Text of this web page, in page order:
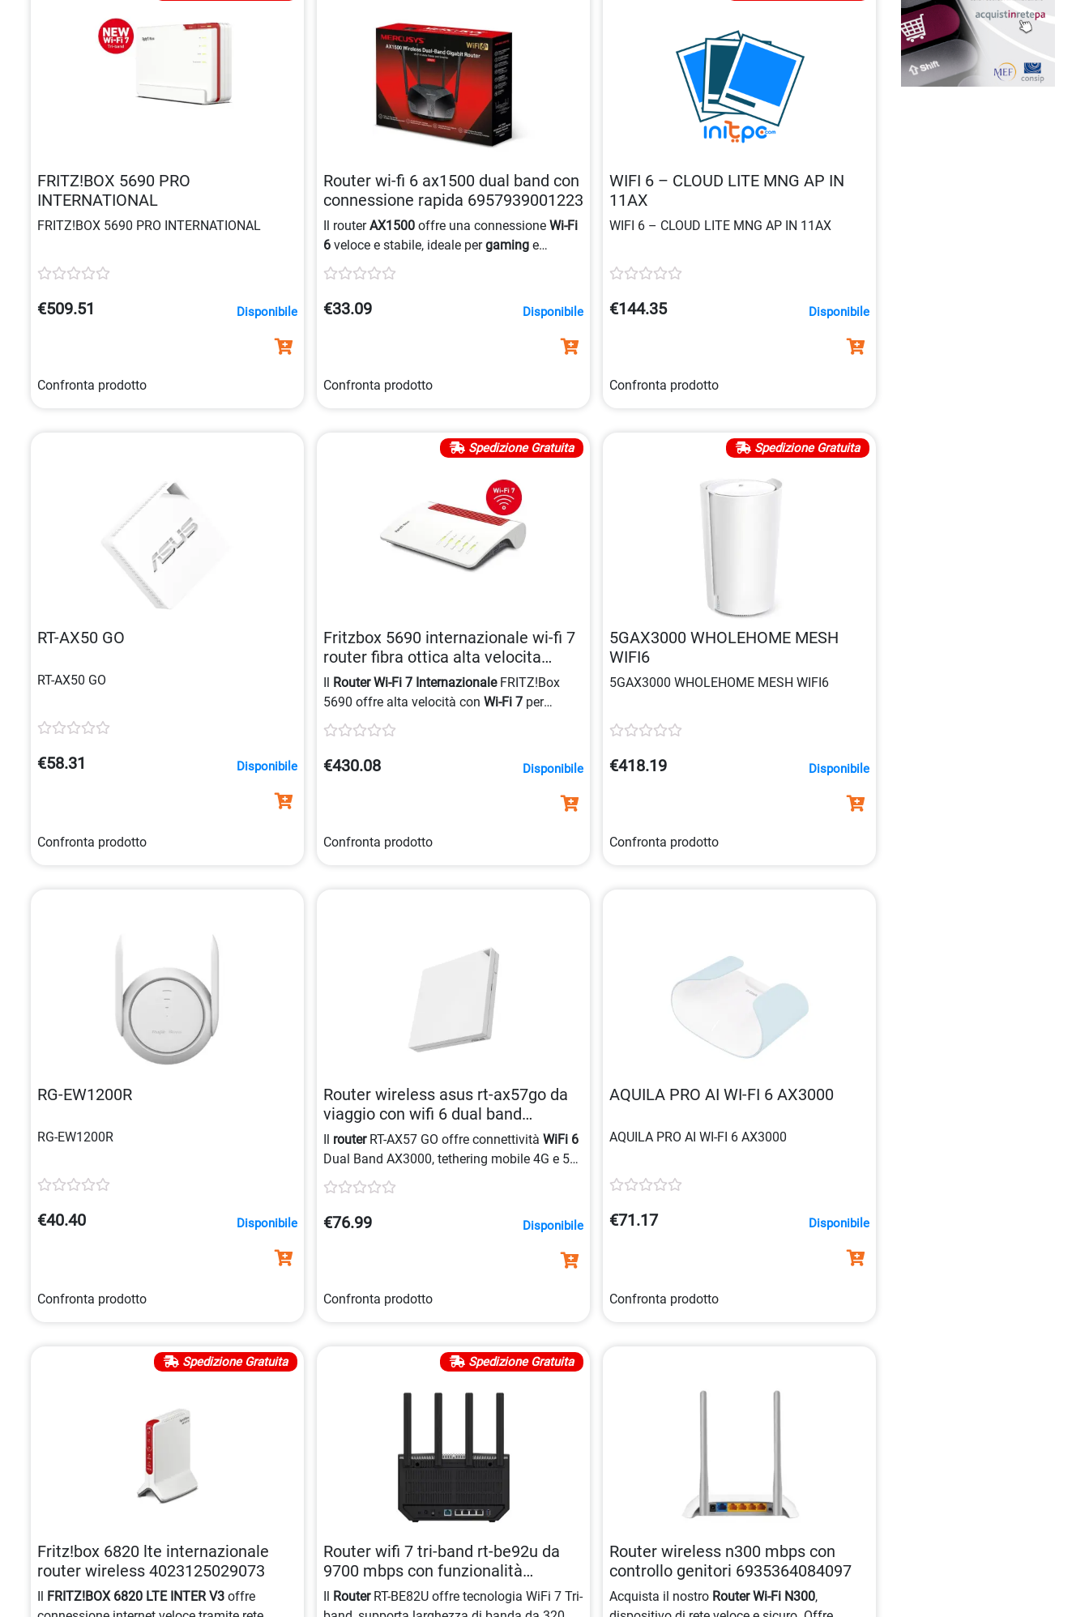
FRITZ!BOX 5690 PRO
INTERNATIONAL
FRITZ!BOX 5690 PRO INTERNATIONAL
€509.51 Disponibile
Confronta prodotto
Router wi-fi 6 ax1500 dual band con
connessione rapida 6957939001223
Il routerAX1500 offre una connessioneWi-Fi
6 veloce e stabile, ideale pergaming e
streaming
, con una copertura
assicura una connessione senza interruzioni.
€33.09 Disponibile
Confronta prodotto
WIFI 6 – CLOUD LITE MNG AP IN
11AX
WIFI 6 – CLOUD LITE MNG AP IN 11AX
€144.35 Disponibile
Confronta prodotto
RT-AX50 GO
RT-AX50 GO
€58.31 Disponibile
Confronta prodotto
Spedizione Gratuita
Fritzbox 5690 internazionale wi-fi 7
router fibra ottica alta velocita
4023125031465
Il Router Wi-Fi 7 InternazionaleFRITZ!Box
5690 offre alta velocità conWi-Fi 7 per
connessioni in fibra e funzioni di
Home.
€430.08 Disponibile
Confronta prodotto
Spedizione Gratuita
5GAX3000 WHOLEHOME MESH
WIFI6
5GAX3000 WHOLEHOME MESH WIFI6
€418.19 Disponibile
Confronta prodotto
RG-EW1200R
RG-EW1200R
€40.40 Disponibile
Confronta prodotto
Router wireless asus rt-ax57go da
viaggio con wifi 6 dual band
4711387193792
Il routerRT-AX57 GO offre connettivitàWiFi 6
Dual Band AX3000, tethering mobile 4G e 5G,
modalità WiFi pubblica e sicurezza di rete
senza abbonamento, ideale per viaggi, lavoro
e casa.
€76.99 Disponibile
Confronta prodotto
AQUILA PRO AI WI-FI 6 AX3000
AQUILA PRO AI WI-FI 6 AX3000
€71.17 Disponibile
Confronta prodotto
Spedizione Gratuita
Fritz!box 6820 lte internazionale
router wireless 4023125029073
Il FRITZ!BOX 6820 LTE INTER V3 offre
Spedizione Gratuita
Router wifi 7 tri-band rt-be92u da
9700 mbps con funzionalità
avanzate 4711387627655
Il RouterRT-BE82U offre tecnologia WiFi 7 Tri-
Router wireless n300 mbps con
controllo genitori 6935364084097
Acquista il nostro Router Wi-Fi N300,